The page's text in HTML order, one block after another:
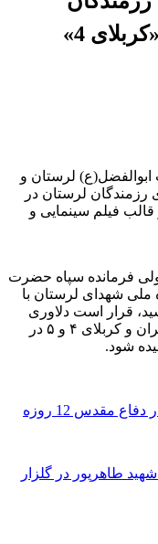
لرستان در «حاج عمران» و «کربلای 4»
لرستان و
رزمندگان لرستان در
حاج عمران و کربلای 4 و 5 در قالب فیلم سینمایی و
فرمانده سپاه حضرت
ملی شهدای لرستان با
قرار است دلاوری
رزمندگان لرستان در عملیات‌های حاج عمران و کربلای ۴ و ۵ در
شود.
مقدس 12 روزه
طاهرپور در گلزار